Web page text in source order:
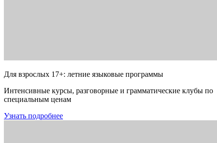
Для взрослых 17+: летние языковые программы
Интенсивные курсы, разговорные и грамматические клубы по
специальным ценам
Узнать подробнее